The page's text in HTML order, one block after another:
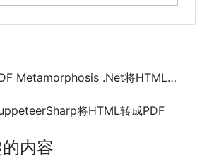
.NET(C#) 使用PDF Metamorphosis .Net将HTML转成PDF
将HTML转成PDF
内容